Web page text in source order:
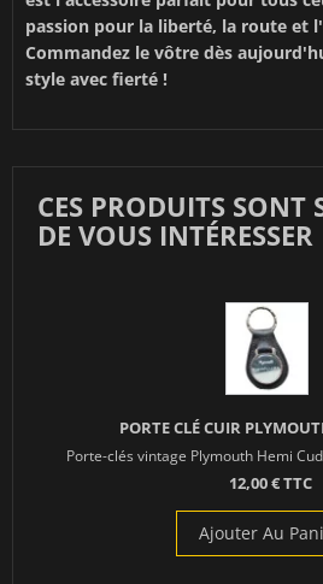
passion pour la liberté, la route et
Commandez le vôtre dès
style avec fierté !
CES PRODUITS SONT
DE VOUS INTÉRESSER
PORTE CLÉ CUIR
Porte-clés vintage Plymouth Hemi
12,00 € TTC
Ajouter Au